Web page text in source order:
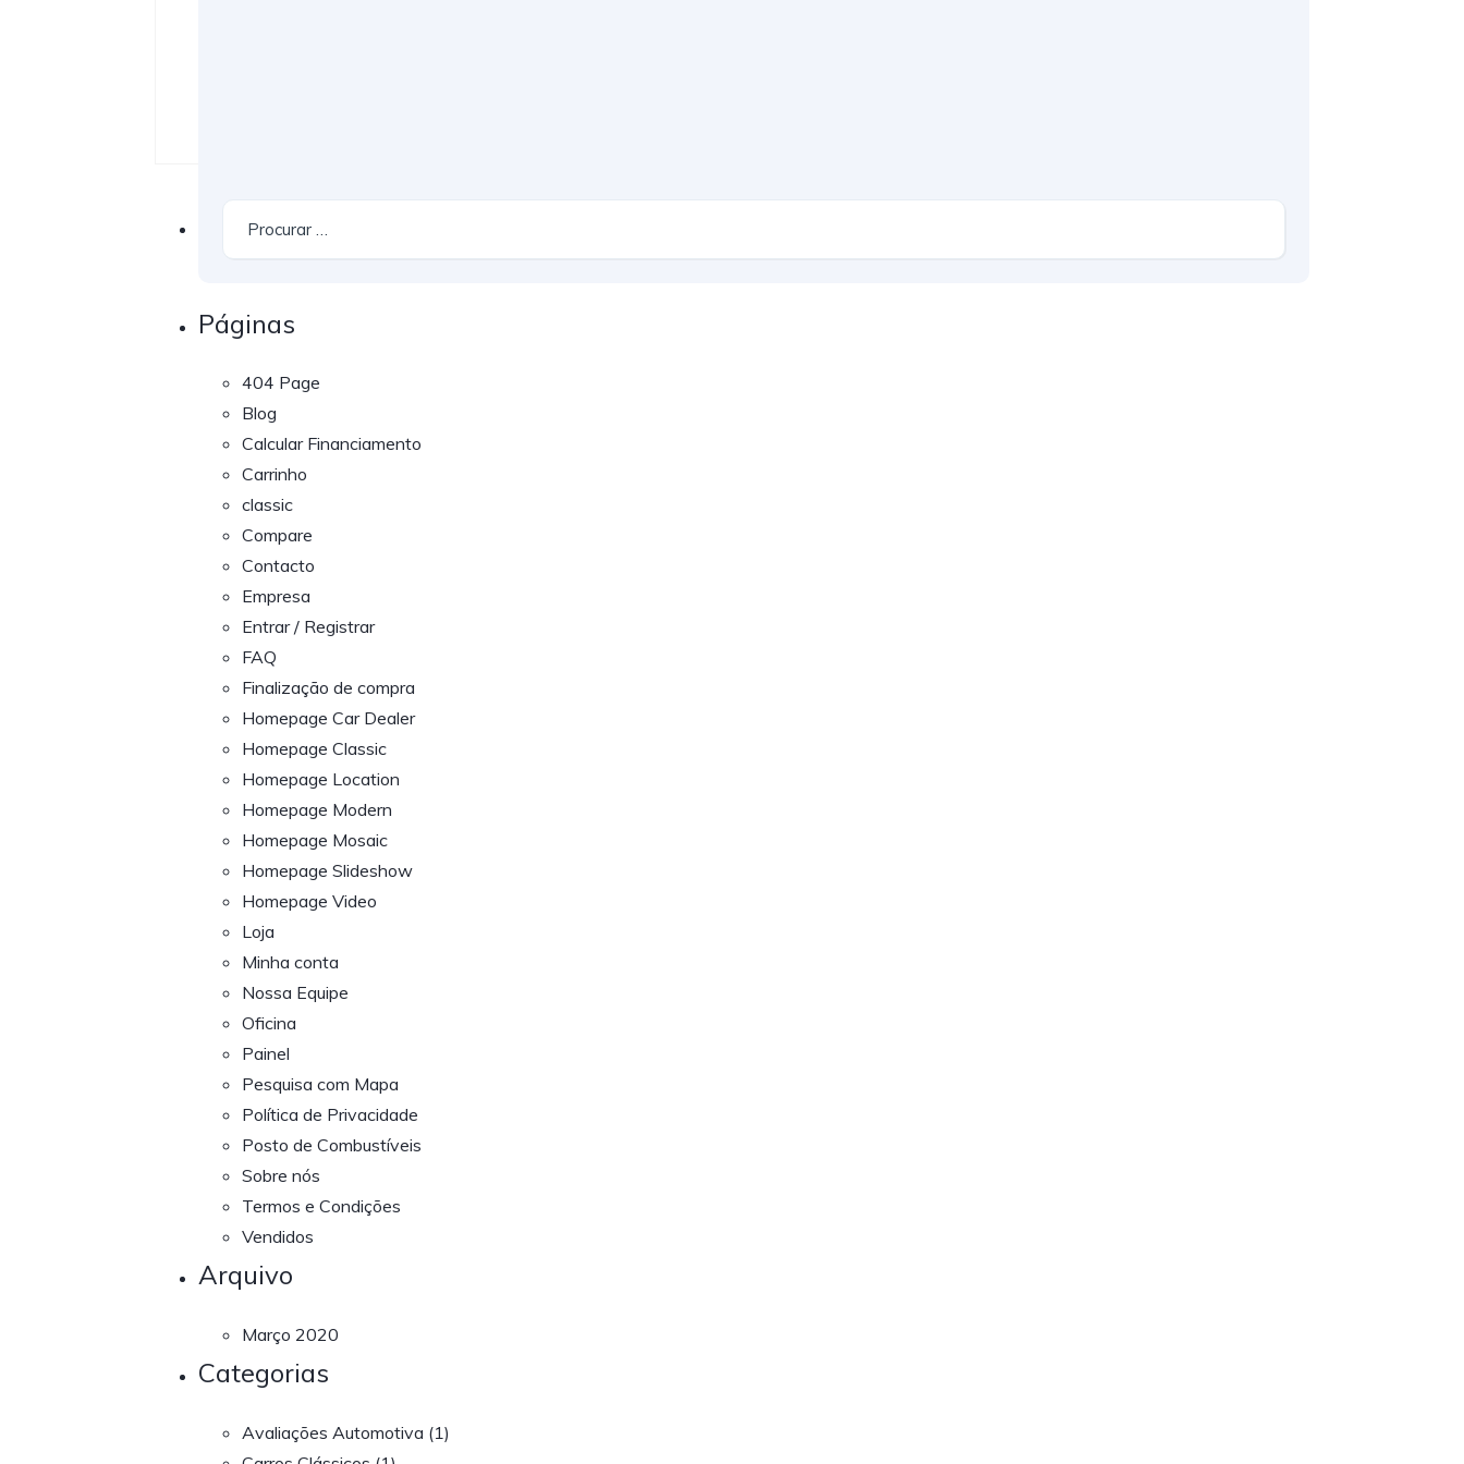
Páginas
404 Page
Blog
Calcular Financiamento
Carrinho
classic
Compare
Contacto
Empresa
Entrar / Registrar
FAQ
Finalização de compra
Homepage Car Dealer
Homepage Classic
Homepage Location
Homepage Modern
Homepage Mosaic
Homepage Slideshow
Homepage Video
Loja
Minha conta
Nossa Equipe
Oficina
Painel
Pesquisa com Mapa
Política de Privacidade
Posto de Combustíveis
Sobre nós
Termos e Condições
Vendidos
Arquivo
Março 2020
Categorias
Avaliações Automotiva (1)